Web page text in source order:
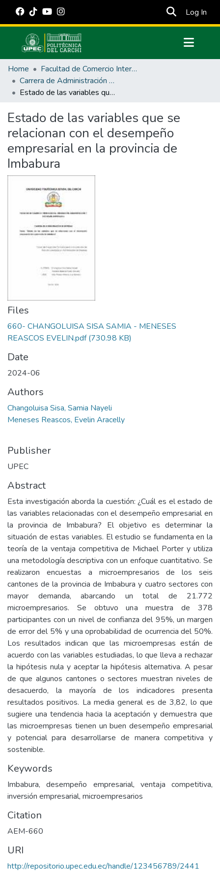
Log In
Communities & Collections
All of DSpace
Statistics
Estadísticas Externas
Manuales
Home
Facultad de Comercio Internacional, Integración, Administración y Economía Empresarial
Carrera de Administración de Empresas y Marketing
Estado de las variables que se relacionan con el desempeño empresarial en la provincia de Imbabura
Estado de las variables que se
relacionan con el desempeño
empresarial en la provincia de
Imbabura
Files
660- CHANGOLUISA SISA SAMIA - MENESES
REASCOS EVELIN.pdf(730.98 KB)
Date
2024-06
Authors
Changoluisa Sisa, Samia Nayeli
Meneses Reascos, Evelin Aracelly
Publisher
UPEC
Abstract
Esta investigación aborda la cuestión: ¿Cuál es el estado de
las variables relacionadas con el desempeño empresarial en
la provincia de Imbabura? El objetivo es determinar la
situación de estas variables. El estudio se fundamenta en la
teoría de la ventaja competitiva de Michael Porter y utiliza
una metodología descriptiva con un enfoque cuantitativo. Se
realizaron encuestas a microempresarios de los seis
cantones de la provincia de Imbabura y cuatro sectores con
mayor demanda, abarcando un total de 21.772
microempresarios. Se obtuvo una muestra de 378
participantes con un nivel de confianza del 95%, un margen
de error del 5% y una oprobabilidad de ocurrencia del 50%.
Los resultados indican que las microempresas están de
acuerdo con las variables estudiadas, lo que lleva a rechazar
la hipótesis nula y aceptar la hipótesis alternativa. A pesar
de que algunos cantones o sectores muestran niveles de
desacuerdo, la mayoría de los indicadores presenta
resultados positivos. La media general es de 3,82, lo que
sugiere una tendencia hacia la aceptación y demuestra que
las microempresas tienen un buen desempeño empresarial
y potencial para desarrollarse de manera competitiva y
sostenible.
Keywords
Imbabura, desempeño empresarial, ventaja competitiva,
inversión empresarial, microempresarios
Citation
AEM-660
URI
http://repositorio.upec.edu.ec/handle/123456789/2441